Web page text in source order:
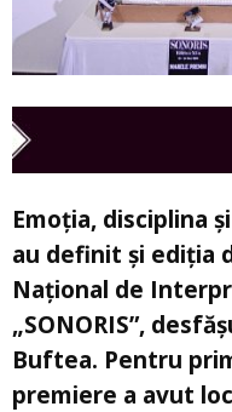
Emoția, disciplina
au definit și ediția
Național de
„SONORIS”,
Buftea. Pentru
premiere a avut